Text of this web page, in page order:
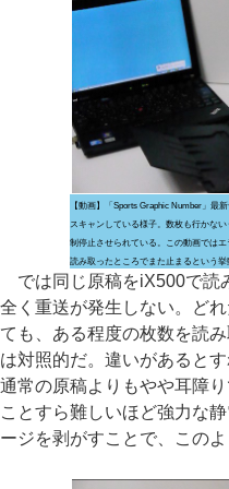
【動画】「Sports Graphic Number」最
スキャンしている様子。数枚も行かな
制停止させられている。この動画では
読み取ったところでまた止まるという挙
では同じ原稿をiX500で読
全く重送が発生しない。ど
ても、ある程度の枚数を読
は対照的だ。違いがあると
通常の原稿よりもやや耳障
ことすら難しいほど強力な
ージを剥がすことで、この